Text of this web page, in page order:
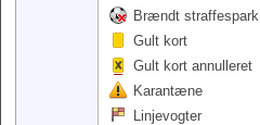
Brændt straffespark
Gult kort
Gult kort annulleret
Karantæne
Linjevogter